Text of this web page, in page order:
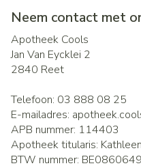
Neem contact met
Apotheek Cools
Jan Van Eycklei 2
2840 Reet
Telefoon: 03 888 08 25
E-mailadres:
APB nummer: 114403
Apotheek titularis:
BTW nummer: